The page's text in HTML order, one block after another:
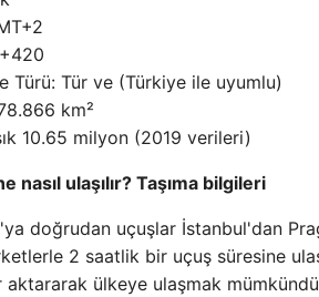
Türü: Tür ve (Türkiye ile uyumlu)
km²
10.65 milyon (2019 verileri)
nasıl ulaşılır? Taşıma bilgileri
doğrudan uçuşlar İstanbul'dan
2 saatlik bir uçuş süresine
aktararak ülkeye ulaşmak